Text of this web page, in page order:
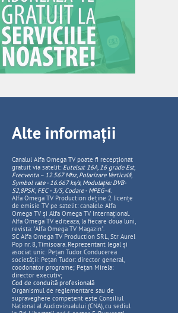
Alte informații
Canalul Alfa Omega TV poate fi recepționat
gratuit via satelit: Eutelsat 16A, 16 grade Est,
Frecventa – 12.567 Mhz, PolarizareVerticală,
Symbol rate - 16.667 ks/s, Modulație: DVB-
S2,8PSK, FEC - 3/5, Codare - MPEG-4.
Alfa Omega TV Production deține 2 licențe
de emisie TV pe satelit: canalele Alfa
Omega TV și Alfa Omega TV Internațional.
Alfa Omega TV editeaza, la fiecare doua luni,
revista: "Alfa Omega TV Magazin".
SC Alfa Omega TV Production SRL, Str Aurel
Pop nr. 8, Timisoara. Reprezentant legal și
asociat unic: Pețan Tudor. Conducerea
societății: Pețan Tudor: director general,
coodonator programe; Pețan Mirela:
director executiv;
Cod de conduită profesională
Organismul de reglementare sau de
supraveghere competent este Consiliul
National al Audiovizualului (CNA), cu sediul